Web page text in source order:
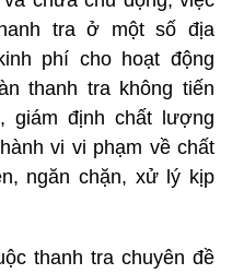
tra ở một số địa
phí cho hoạt động
thanh tra không tiến
giám định chất lượng
vi vi phạm về chất
ngăn chặn, xử lý kịp
thanh tra chuyên đề